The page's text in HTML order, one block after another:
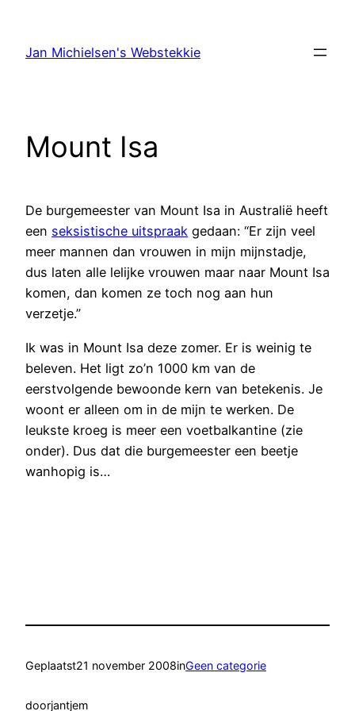
Jan Michielsen's Webstekkie
Mount Isa
De burgemeester van Mount Isa in Australië heeft
een seksistische uitspraak gedaan: “Er zijn veel
meer mannen dan vrouwen in mijn mijnstadje,
dus laten alle lelijke vrouwen maar naar Mount Isa
komen, dan komen ze toch nog aan hun
verzetje.”
Ik was in Mount Isa deze zomer. Er is weinig te
beleven. Het ligt zo’n 1000 km van de
eerstvolgende bewoonde kern van betekenis. Je
woont er alleen om in de mijn te werken. De
leukste kroeg is meer een voetbalkantine (zie
onder). Dus dat die burgemeester een beetje
wanhopig is…
Geplaatst21 november 2008inGeen categorie
doorjantjem